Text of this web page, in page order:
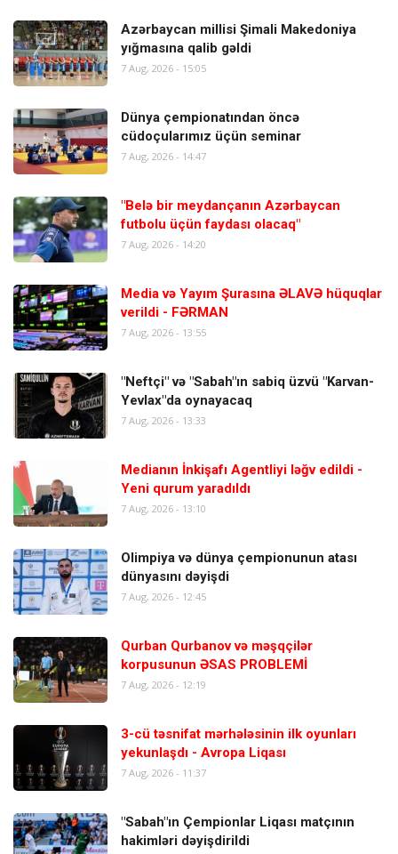
Azərbaycan millisi Şimali Makedoniya
yığmasına qalib gəldi
7 Aug, 2026 - 15:05
Dünya çempionatından öncə
cüdoçularımız üçün seminar
7 Aug, 2026 - 14:47
"Belə bir meydançanın Azərbaycan
futbolu üçün faydası olacaq"
7 Aug, 2026 - 14:20
Media və Yayım Şurasına ƏLAVƏ hüquqlar
verildi - FƏRMAN
7 Aug, 2026 - 13:55
"Neftçi" və "Sabah"ın sabiq üzvü "Karvan-
Yevlax"da oynayacaq
7 Aug, 2026 - 13:33
Medianın İnkişafı Agentliyi ləğv edildi -
Yeni qurum yaradıldı
7 Aug, 2026 - 13:10
Olimpiya və dünya çempionunun atası
dünyasını dəyişdi
7 Aug, 2026 - 12:45
Qurban Qurbanov və məşqçilər
korpusunun ƏSAS PROBLEMİ
7 Aug, 2026 - 12:19
3-cü təsnifat mərhələsinin ilk oyunları
yekunlaşdı - Avropa Liqası
7 Aug, 2026 - 11:37
"Sabah"ın Çempionlar Liqası matçının
hakimləri dəyişdirildi